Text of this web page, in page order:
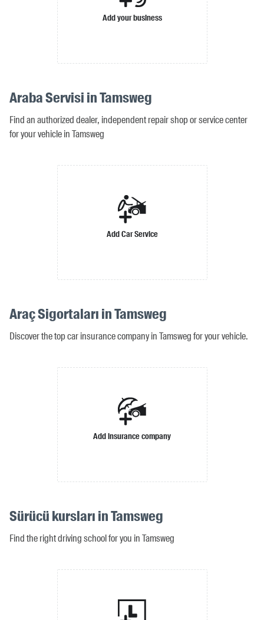
Add your business
Araba Servisi in Tamsweg
Find an authorized dealer, independent repair shop or service center
for your vehicle in Tamsweg
Add Car Service
Araç Sigortaları in Tamsweg
Discover the top car insurance company in Tamsweg for your vehicle.
Add insurance company
Sürücü kursları in Tamsweg
Find the right driving school for you in Tamsweg